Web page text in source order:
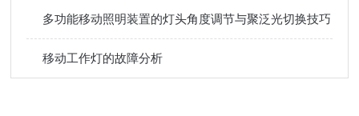
多功能移动照明装置的灯头角度调节与聚泛光切换技巧
移动工作灯的故障分析